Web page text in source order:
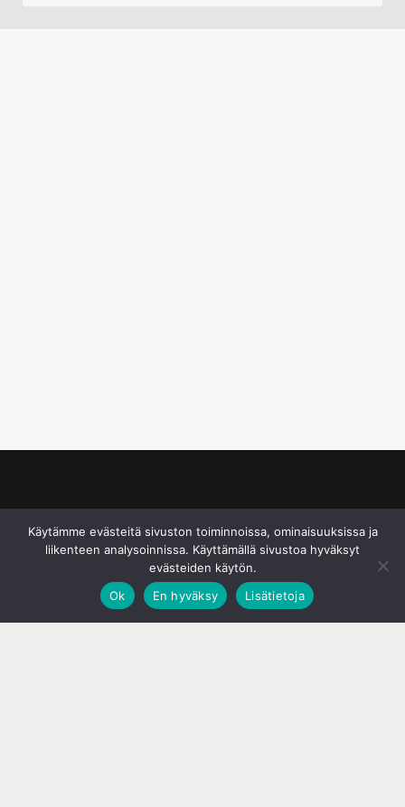
Käytämme evästeitä sivuston toiminnoissa, ominaisuuksissa ja
liikenteen analysoinnissa. Käyttämällä sivustoa hyväksyt
evästeiden käytön.
Ok
En hyväksy Lisätietoja